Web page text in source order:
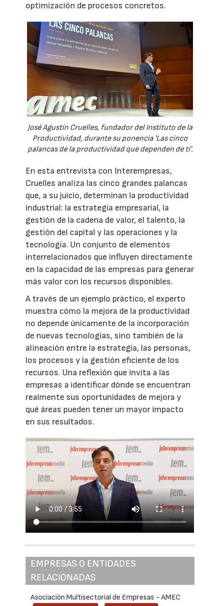
optimización de procesos concretos.
José Agustín Cruelles, fundador del Instituto de la
Productividad, durante su ponencia 'Las cinco
palancas de la productividad que dependen de ti'.
En esta entrevista con Interempresas,
Cruelles analiza las cinco grandes palancas
que, a su juicio, determinan la productividad
industrial: la estrategia empresarial, la
gestión de la cadena de valor, el talento, la
gestión del capital y las operaciones y la
tecnología. Un conjunto de elementos
interrelacionados que influyen directamente
en la capacidad de las empresas para generar
más valor con los recursos disponibles.
A través de un ejemplo práctico, el experto
muestra cómo la mejora de la productividad
no depende únicamente de la incorporación
de nuevas tecnologías, sino también de la
alineación entre la estrategia, las personas,
los procesos y la gestión eficiente de los
recursos. Una reflexión que invita a las
empresas a identificar dónde se encuentran
realmente sus oportunidades de mejora y
qué áreas pueden tener un mayor impacto
en sus resultados.
EMPRESAS O ENTIDADES
RELACIONADAS
Asociación Multisectorial de Empresas - AMEC